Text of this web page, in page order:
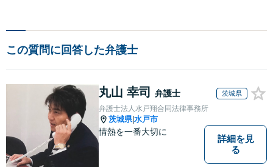
この質問に回答した弁護士
丸山 幸司 弁護士 茨城県
弁護士法人水戸翔合同法律事務所
茨城県|水戸市
情熱を一番大切に
詳細を見
る